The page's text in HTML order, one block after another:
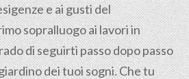
e ai gusti del
sopralluogo ai lavori in
di seguirti passo dopo passo
dei tuoi sogni. Che tu